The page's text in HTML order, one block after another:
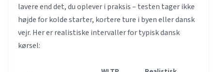
lavere end det, du oplever i praksis – testen tager ikke
højde for kolde starter, kortere ture i byen eller dansk
vejr. Her er realistiske intervaller for typisk dansk
kørsel: